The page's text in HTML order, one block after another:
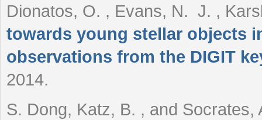
Dionatos, O. , Evans, N. J. ,
towards young stellar objects
observations from the DIGIT
2014.
S. Dong, Katz, B. , and Socrates,